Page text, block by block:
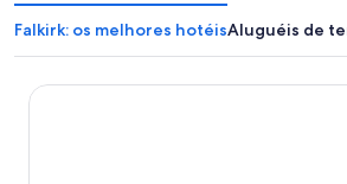
o
v
a
o
v
a
Falkirk: os melhores hotéisAluguéis de
Metro Inns Falkirk